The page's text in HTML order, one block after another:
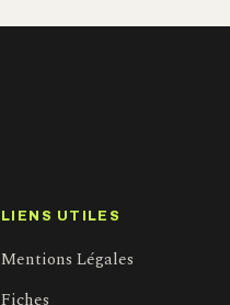
LIENS UTILES
Mentions Légales